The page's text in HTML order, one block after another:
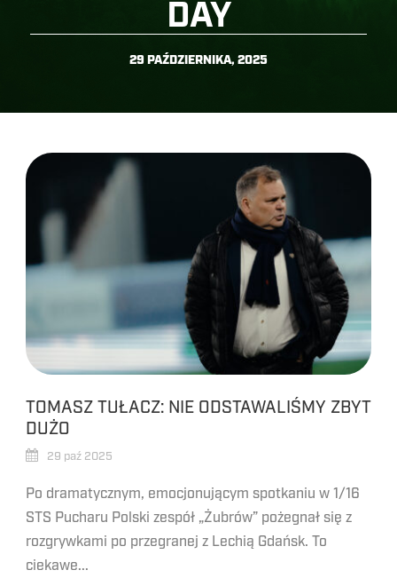
DAY
29 PAŹDZIERNIKA, 2025
TOMASZ TUŁACZ: NIE ODSTAWALIŚMY ZBYT
DUŻO
29 paź 2025
Po dramatycznym, emocjonującym spotkaniu w 1/16
STS Pucharu Polski zespół „Żubrów” pożegnał się z
rozgrywkami po przegranej z Lechią Gdańsk. To
ciekawe...